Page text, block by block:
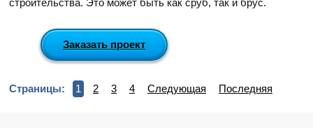
строительства. Это может быть как сруб, так и брус.
Заказать проект
Страницы: 1 2 3 4 Следующая Последняя